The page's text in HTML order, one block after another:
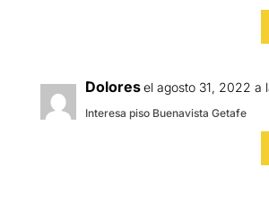
Doloresel agosto 31, 2022 a
Interesa piso Buenavista Getafe